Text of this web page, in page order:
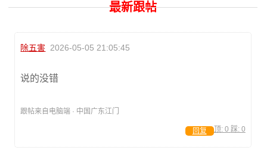
最新跟帖
除五害 2026-05-05 21:05:45
说的没错
跟帖来自电脑端 · 中国广东江门
顶: 0 踩: 0
回复